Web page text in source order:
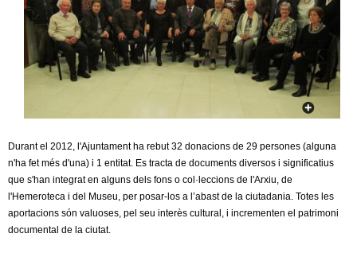
G
a
c
Durant el 2012, l'Ajuntament ha rebut 32 donacions de 29 persones (alguna
n'ha fet més d'una) i 1 entitat. Es tracta de documents diversos i significatius
que s'han integrat en alguns dels fons o col·leccions de l'Arxiu, de
l'Hemeroteca i del Museu, per posar-los a l’abast de la ciutadania. Totes les
aportacions són valuoses, pel seu interès cultural, i incrementen el patrimoni
documental de la ciutat.